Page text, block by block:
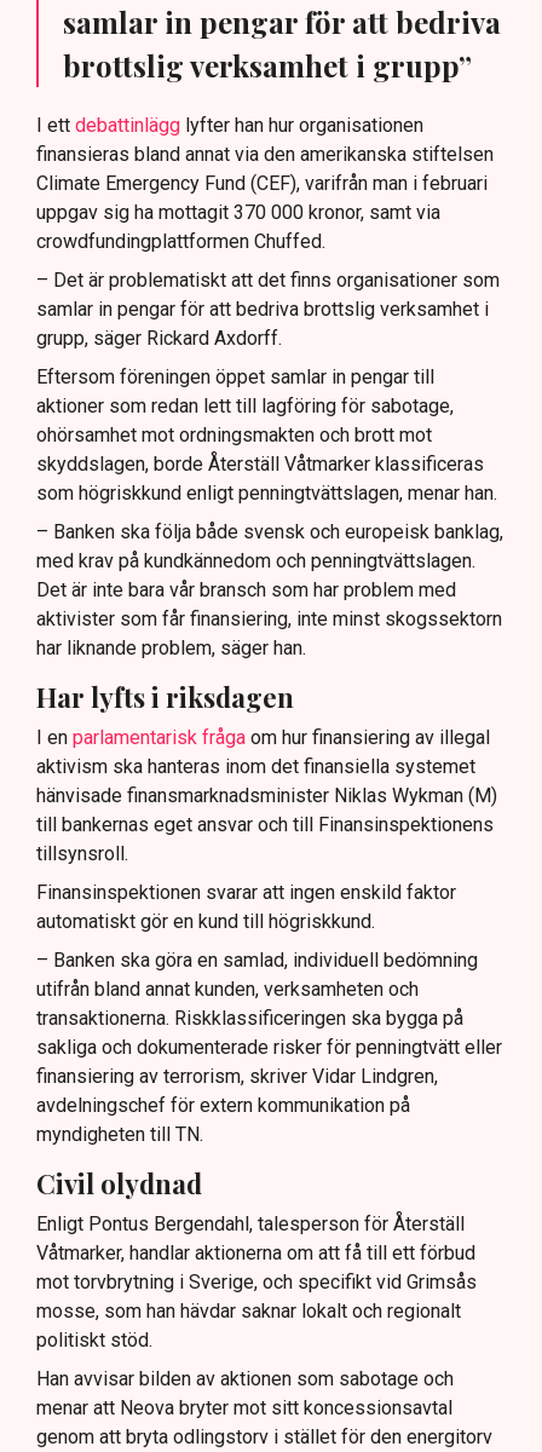
samlar in pengar för att bedriva
brottslig verksamhet i grupp”
I ett debattinlägg lyfter han hur organisationen
finansieras bland annat via den amerikanska stiftelsen
Climate Emergency Fund (CEF), varifrån man i februari
uppgav sig ha mottagit 370 000 kronor, samt via
crowdfundingplattformen Chuffed.
– Det är problematiskt att det finns organisationer som
samlar in pengar för att bedriva brottslig verksamhet i
grupp, säger Rickard Axdorff.
Eftersom föreningen öppet samlar in pengar till
aktioner som redan lett till lagföring för sabotage,
ohörsamhet mot ordningsmakten och brott mot
skyddslagen, borde Återställ Våtmarker klassificeras
som högriskkund enligt penningtvättslagen, menar han.
– Banken ska följa både svensk och europeisk banklag,
med krav på kundkännedom och penningtvättslagen.
Det är inte bara vår bransch som har problem med
aktivister som får finansiering, inte minst skogssektorn
har liknande problem, säger han.
Har lyfts i riksdagen
I en parlamentarisk fråga om hur finansiering av illegal
aktivism ska hanteras inom det finansiella systemet
hänvisade finansmarknadsminister Niklas Wykman (M)
till bankernas eget ansvar och till Finansinspektionens
tillsynsroll.
Finansinspektionen svarar att ingen enskild faktor
automatiskt gör en kund till högriskkund.
– Banken ska göra en samlad, individuell bedömning
utifrån bland annat kunden, verksamheten och
transaktionerna. Riskklassificeringen ska bygga på
sakliga och dokumenterade risker för penningtvätt eller
finansiering av terrorism, skriver Vidar Lindgren,
avdelningschef för extern kommunikation på
myndigheten till TN.
Civil olydnad
Enligt Pontus Bergendahl, talesperson för Återställ
Våtmarker, handlar aktionerna om att få till ett förbud
mot torvbrytning i Sverige, och specifikt vid Grimsås
mosse, som han hävdar saknar lokalt och regionalt
politiskt stöd.
Han avvisar bilden av aktionen som sabotage och
menar att Neova bryter mot sitt koncessionsavtal
genom att bryta odlingstorv i stället för den energitorv